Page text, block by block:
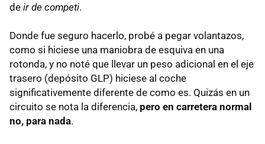
de ir de competi.
Donde fue seguro hacerlo, probé a pegar volantazos,
como si hiciese una maniobra de esquiva en una
rotonda, y no noté que llevar un peso adicional en el eje
trasero (depósito GLP) hiciese al coche
significativemente diferente de como es. Quizás en un
circuito se nota la diferencia, pero en carretera normal
no, para nada.